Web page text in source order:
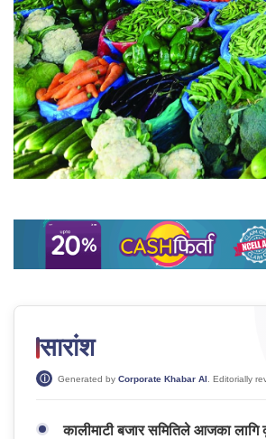
सारांश
Generated by Corporate Khabar AI . Editorially
कालीमाटी बजार समितिले आजका